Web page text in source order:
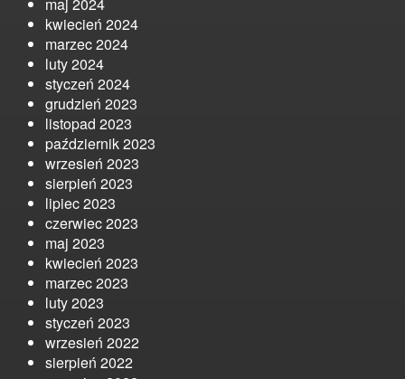
maj 2024
kwiecień 2024
marzec 2024
luty 2024
styczeń 2024
grudzień 2023
listopad 2023
październik 2023
wrzesień 2023
sierpień 2023
lipiec 2023
czerwiec 2023
maj 2023
kwiecień 2023
marzec 2023
luty 2023
styczeń 2023
wrzesień 2022
sierpień 2022